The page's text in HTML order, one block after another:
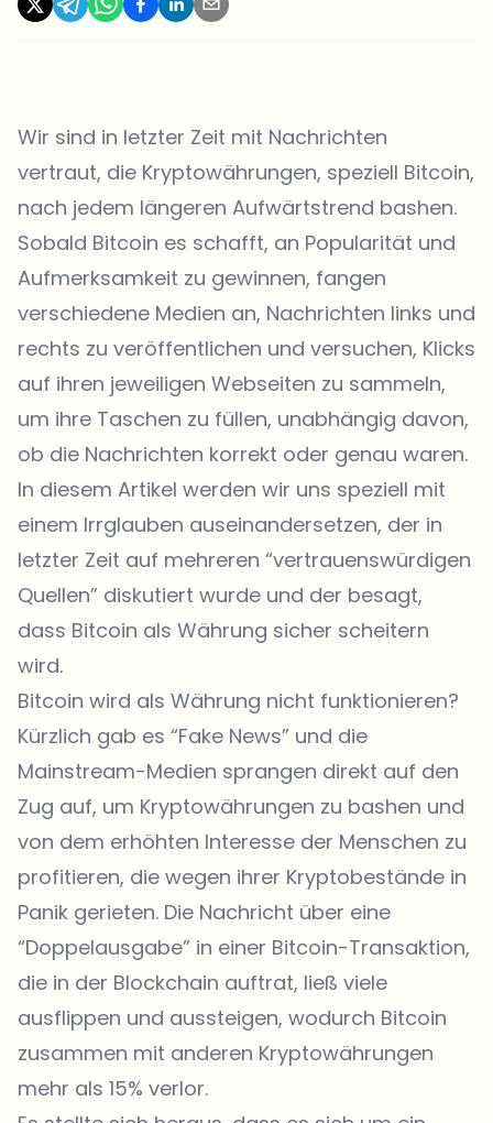
Wir sind in letzter Zeit mit Nachrichten
vertraut, die Kryptowährungen, speziell Bitcoin,
nach jedem längeren Aufwärtstrend bashen.
Sobald Bitcoin es schafft, an Popularität und
Aufmerksamkeit zu gewinnen, fangen
verschiedene Medien an, Nachrichten links und
rechts zu veröffentlichen und versuchen, Klicks
auf ihren jeweiligen Webseiten zu sammeln,
um ihre Taschen zu füllen, unabhängig davon,
ob die Nachrichten korrekt oder genau waren.
In diesem Artikel werden wir uns speziell mit
einem Irrglauben auseinandersetzen, der in
letzter Zeit auf mehreren “vertrauenswürdigen
Quellen” diskutiert wurde und der besagt,
dass Bitcoin als Währung sicher scheitern
wird.
Bitcoin wird als Währung nicht funktionieren?
Kürzlich gab es “Fake News” und die
Mainstream-Medien sprangen direkt auf den
Zug auf, um Kryptowährungen zu bashen und
von dem erhöhten Interesse der Menschen zu
profitieren, die wegen ihrer Kryptobestände in
Panik gerieten. Die Nachricht über eine
“Doppelausgabe” in einer Bitcoin-Transaktion,
die in der Blockchain auftrat, ließ viele
ausflippen und aussteigen, wodurch Bitcoin
zusammen mit anderen Kryptowährungen
mehr als 15% verlor.